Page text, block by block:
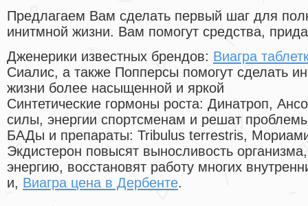
Предлагаем Вам сделать первый шаг для
инитмной жизни. Вам помогут средства,
Дженерики известных брендов: Виагра
Сиалис, а также Попперсы помогут сделать
жизни более насыщенной и яркой
Синтетические гормоны роста: Динатроп,
силы, энергии спортсменам и решат
БАДы и препараты: Tribulus terrestris,
Экдистерон повысят выносливость
энергию, восстановят работу многих
и, Виагра цена в Дербенте.